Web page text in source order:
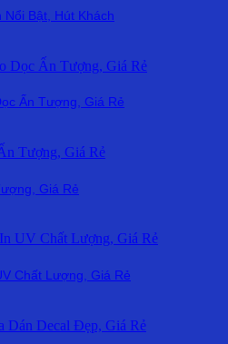
Nổi Bật, Hút Khách
Ấn Tượng, Giá Rẻ
Giá Rẻ
Chất Lượng, Giá Rẻ